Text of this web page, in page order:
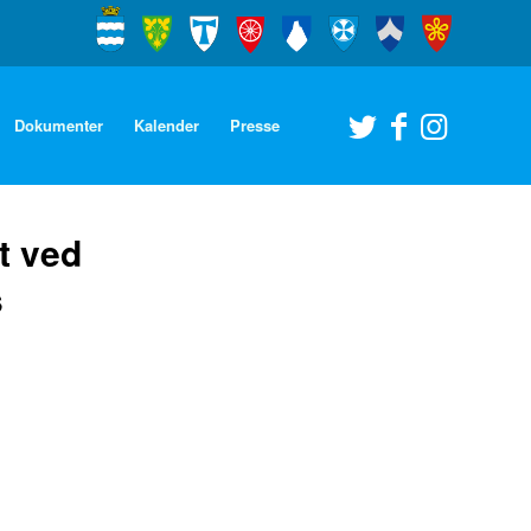
Dokumenter Kalender Presse
ved